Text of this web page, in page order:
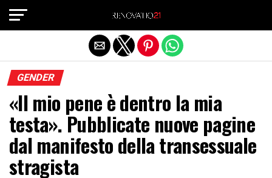
GENDER
«Il mio pene è dentro la mia
testa». Pubblicate nuove pagine
dal manifesto della transessuale
stragista
Exit mobile version